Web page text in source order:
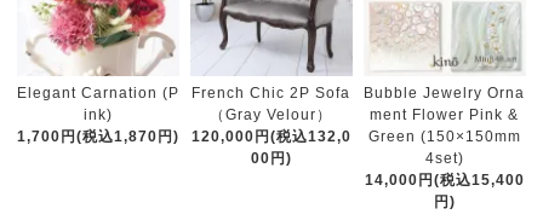
Elegant Carnation (P
ink)
1,700円(税込1,870円)
French Chic 2P Sofa
（Gray Velour）
120,000円(税込132,0
00円)
Bubble Jewelry Orna
ment Flower Pink &
Green (150×150mm
4set)
14,000円(税込15,400
円)